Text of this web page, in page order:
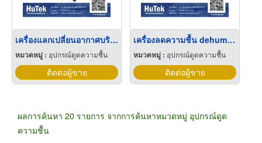
เครื่องแลกเปลี่ยนอากาศบริสุทธิ์
หมวดหมู่ : อุปกรณ์ดูดความชื้น
ติดต่อผู้ขาย
เครื่องลดความชื้น dehumidifier
หมวดหมู่ : อุปกรณ์ดูดความชื้น
ติดต่อผู้ขาย
ผลการค้นหา 20 รายการ จากการค้นหาหมวดหมู่ อุปกรณ์ดูด
ความชื้น